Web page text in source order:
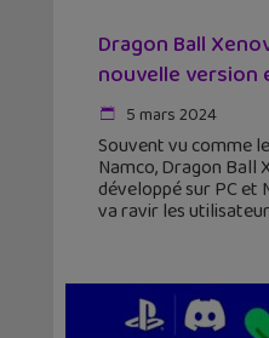
Dragon Ball
nouvelle version
5 mars 2024
Souvent vu comme
Namco, Dragon Ball
développé sur PC et
va ravir les